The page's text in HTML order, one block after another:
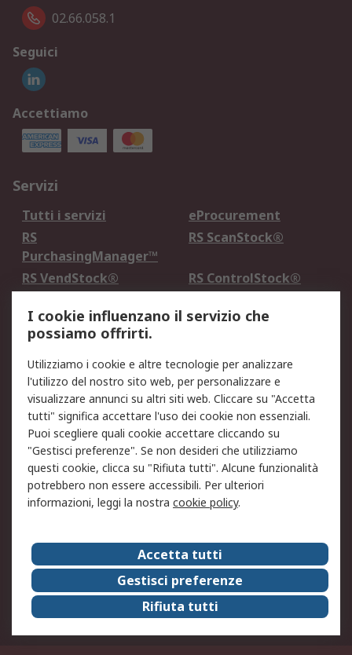
02.66.058.1
Seguici
Accettiamo
Servizi
Tutti i servizi
eProcurement
RS
PurchasingManager™
RS ScanStock®
RS VendStock®
RS ControlStock®
Legale
Informativa Cookie
Informativa Privacy -
Aggiornata
Email Security
Termini d'uso
Condizioni di vendita
Condizioni generali di
servizio
Etica e responsabilità
Chi Siamo
Chi Siamo
Contattaci
Supporto
ESG
Carriere
RS Group
Press Centre
Discovery: il Blog di RS
I cookie influenzano il servizio che
possiamo offrirti.
Utilizziamo i cookie e altre tecnologie per analizzare
l'utilizzo del nostro sito web, per personalizzare e
visualizzare annunci su altri siti web. Cliccare su "Accetta
tutti" significa accettare l'uso dei cookie non essenziali.
Puoi scegliere quali cookie accettare cliccando su
"Gestisci preferenze". Se non desideri che utilizziamo
questi cookie, clicca su "Rifiuta tutti". Alcune funzionalità
potrebbero non essere accessibili. Per ulteriori
informazioni, leggi la nostra cookie policy.
Accetta tutti
Gestisci preferenze
Rifiuta tutti